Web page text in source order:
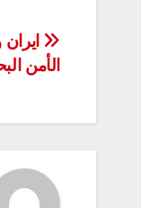
تصفّح
الأمن